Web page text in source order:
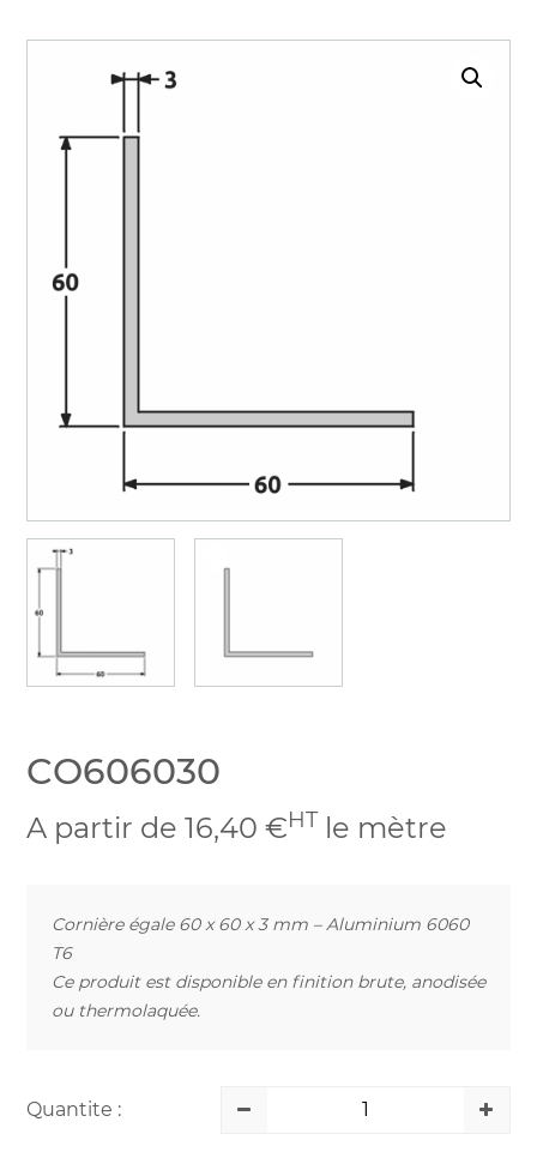
CO606030
A partir de 16,40 €HT le mètre
Cornière égale 60 x 60 x 3 mm – Aluminium 6060
T6
Ce produit est disponible en finition brute, anodisée
ou thermolaquée.
Quantite :